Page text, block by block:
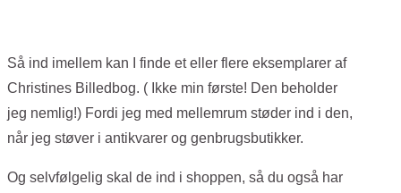
Så ind imellem kan I finde et eller flere eksemplarer af
Christines Billedbog. ( Ikke min første! Den beholder
jeg nemlig!) Fordi jeg med mellemrum støder ind i den,
når jeg støver i antikvarer og genbrugsbutikker.
Og selvfølgelig skal de ind i shoppen, så du også har